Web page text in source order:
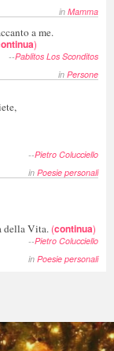
in Mamma
a me.
)
--Pablitos Los Sconditos
in Persone
--Pietro Colucciello
in Poesie personali
della Vita. (continua)
--Pietro Colucciello
in Poesie personali